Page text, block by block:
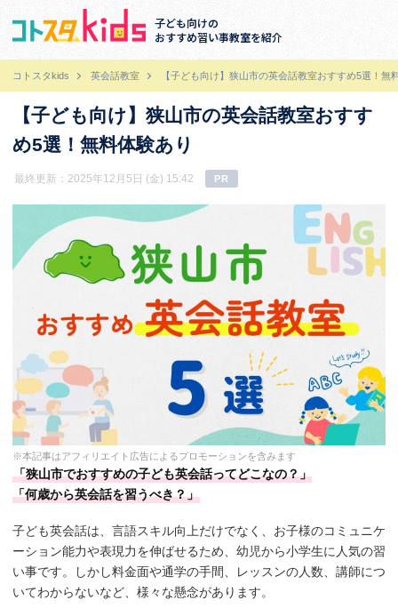
子ども向けの
おすすめ習い事教室を紹介
コトスタkids 英会話教室 【子ども向け】狭山市の英会話教室おすすめ5選！無
【子ども向け】狭山市の英会話教室おすす
め5選！無料体験あり
最終更新：2025年12月5日 (金) 15:42 PR
※本記事はアフィリエイト広告によるプロモーションを含みます
「狭山市でおすすめの子ども英会話ってどこなの？」
「何歳から英会話を習うべき？」
子ども英会話は、言語スキル向上だけでなく、お子様のコミュニケ
ーション能力や表現力を伸ばせるため、幼児から小学生に人気の習
い事です。しかし料金面や通学の手間、レッスンの人数、講師につ
いてわからないなど、様々な懸念があります。